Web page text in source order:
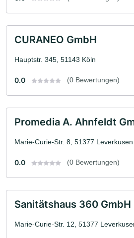
CURANEO GmbH
Hauptstr. 345, 51143 Köln
0.0 (0 Bewertungen)
Promedia A. Ahnfeldt
Marie-Curie-Str. 8, 51377 Leverkusen
0.0 (0 Bewertungen)
Sanitätshaus 360 GmbH
Marie-Curie-Str. 12, 51377